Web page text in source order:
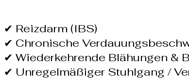
✔ Reizdarm (IBS)
✔ Chronische
✔ Wiederkehrende Blähungen &
✔ Unregelmäßiger Stuhlgang /